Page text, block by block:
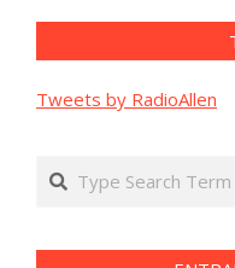
Tweets by RadioAllen
Search